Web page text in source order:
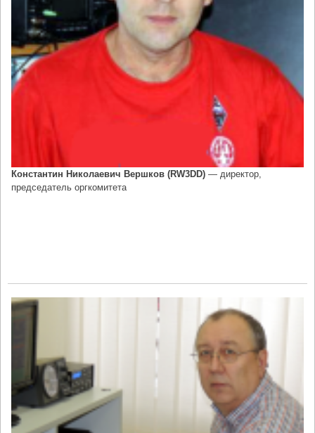
Константин Николаевич Вершков (RW3DD)— директор,
председатель оргкомитета